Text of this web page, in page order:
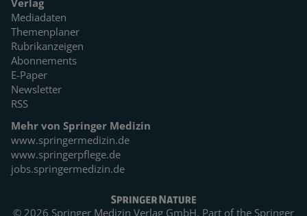
Verlag
Mediadaten
Themenplaner
Rubrikanzeigen
Abonnements
E-Paper
Newsletter
RSS
Mehr von Springer Medizin
www.springermedizin.de
www.springerpflege.de
jobs.springermedizin.de
© 2026 Springer Medizin Verlag GmbH. Part of the Springer